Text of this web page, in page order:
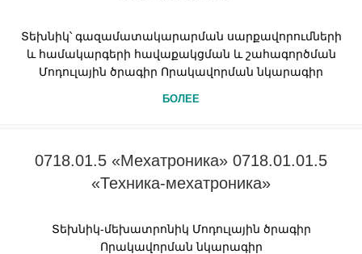
Տեխնիկ՝ գազամատակարարման սարքավորումների
և համակարգերի հավաքակցման և շահագործման
Մոդուլային ծրագիր Որակավորման նկարագիր
БОЛЕЕ
0718.01.5 «Мехатроника» 0718.01.01.5
«Техника-мехатроника»
Տեխնիկ-մեխատրոնիկ Մոդուլային ծրագիր
Որակավորման նկարագիր